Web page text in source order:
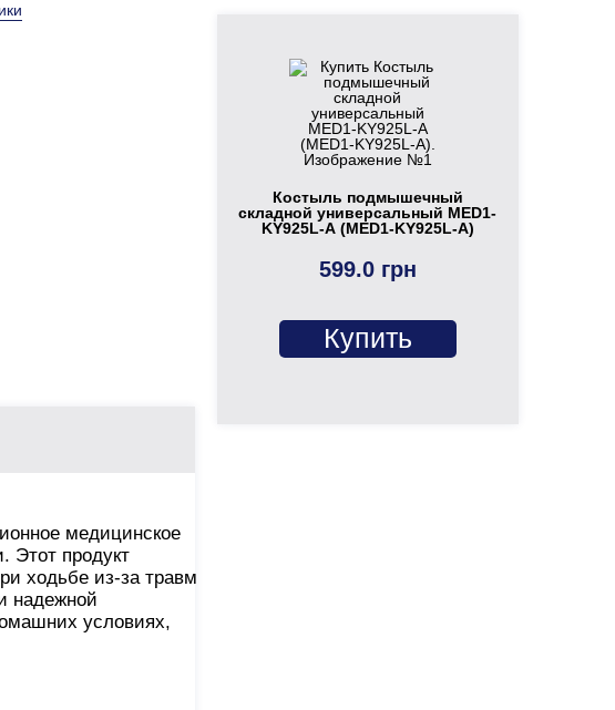
медицинское
Этот продукт
ходьбе из-за травм
надежной
условиях,
Костыль подмышечный
складной универсальный MED1-
KY925L-А (MED1-KY925L-A)
599.0 грн
Купить